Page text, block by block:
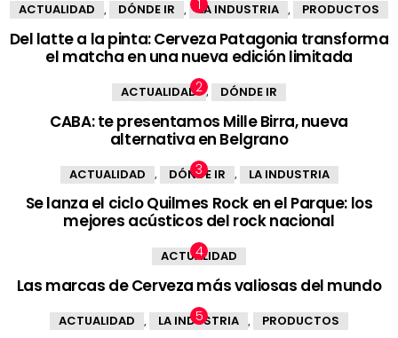
ACTUALIDAD DÓNDE IR LA INDUSTRIA PRODUCTOS
Del latte a la pinta: Cerveza Patagonia transforma
el matcha en una nueva edición limitada
ACTUALIDAD , DÓNDE IR
CABA: te presentamos Mille Birra, nueva
alternativa en Belgrano
ACTUALIDAD , DÓNDE IR , LA INDUSTRIA
Se lanza el ciclo Quilmes Rock en el Parque: los
mejores acústicos del rock nacional
ACTUALIDAD
Las marcas de Cerveza más valiosas del mundo
ACTUALIDAD LA INDUSTRIA PRODUCTOS